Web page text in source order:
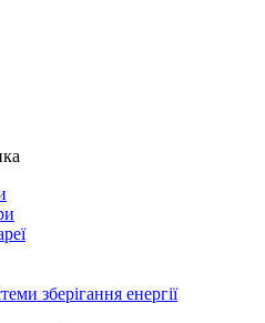
зберігання енергії